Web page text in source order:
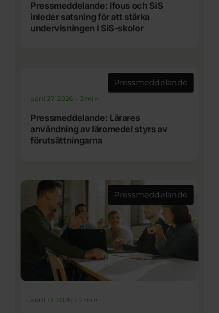
Pressmeddelande: Ifous och SiS
inleder satsning för att stärka
undervisningen i SiS-skolor
Pressmeddelande
april 27, 2026 • 3 min
Pressmeddelande: Lärares
användning av läromedel styrs av
förutsättningarna
Pressmeddelande
april 13, 2026 • 2 min